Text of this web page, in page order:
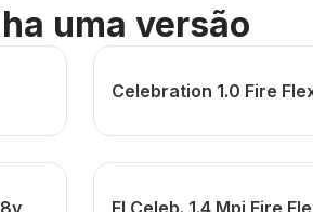
uma versão
Celebration 1.0 Fire
El Celeb. 1.4 Mpi Fire